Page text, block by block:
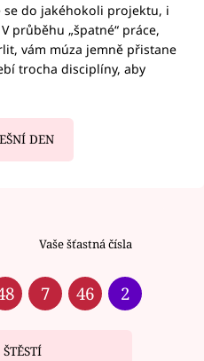
se do jakéhokoli projektu, i
průběhu „špatné“ práce,
vám múza jemně přistane
trocha disciplíny, aby
DEN
Vaše šťastná čísla
7 46 2